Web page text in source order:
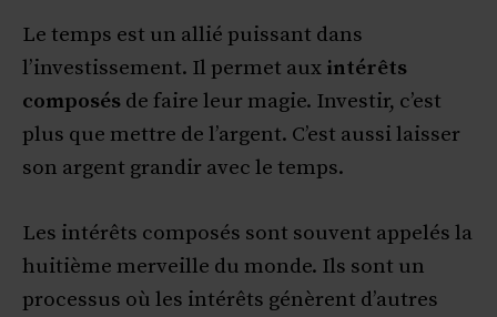
Le temps est un allié puissant dans
l’investissement. Il permet aux intérêts
composés de faire leur magie. Investir, c’est
plus que mettre de l’argent. C’est aussi laisser
son argent grandir avec le temps.
Les intérêts composés sont souvent appelés la
huitième merveille du monde. Ils sont un
processus où les intérêts génèrent d’autres